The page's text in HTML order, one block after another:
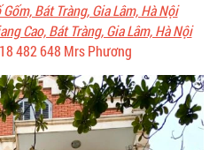
Bát Tràng, Gia Lâm, Hà Nội
Cao, Bát Tràng, Gia Lâm, Hà Nội
482 648 Mrs Phương